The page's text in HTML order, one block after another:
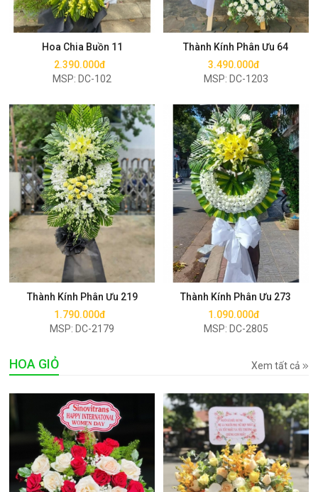
Hoa Chia Buồn 11
2.390.000đ
MSP: DC-102
Mua ngay
Thành Kính Phân Ưu 64
3.490.000đ
MSP: DC-1203
Mua ngay
Thành Kính Phân Ưu 219
1.790.000đ
MSP: DC-2179
Mua ngay
Thành Kính Phân Ưu 273
1.090.000đ
MSP: DC-2805
Mua ngay
HOA GIỎ Xem tất cả